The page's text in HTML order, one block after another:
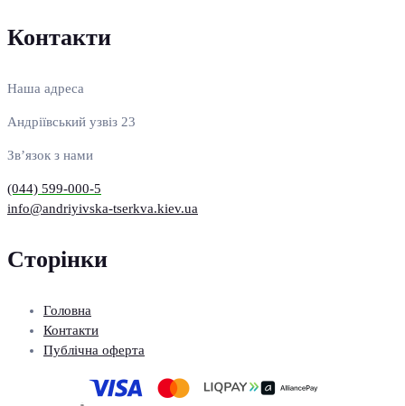
Контакти
Наша адреса
Андріївський узвіз 23
Зв’язок з нами
(044) 599-000-5
info@andriyivska-tserkva.kiev.ua
Сторінки
Головна
Контакти
Публічна оферта